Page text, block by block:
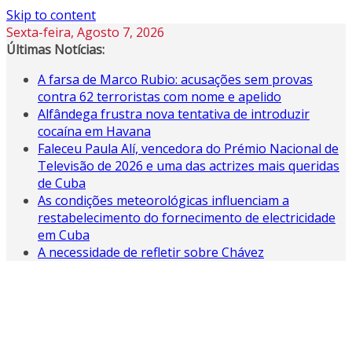
Skip to content
Sexta-feira, Agosto 7, 2026
Últimas Notícias:
A farsa de Marco Rubio: acusações sem provas
contra 62 terroristas com nome e apelido
Alfândega frustra nova tentativa de introduzir
cocaína em Havana
Faleceu Paula Alí, vencedora do Prémio Nacional de
Televisão de 2026 e uma das actrizes mais queridas
de Cuba
As condições meteorológicas influenciam a
restabelecimento do fornecimento de electricidade
em Cuba
A necessidade de refletir sobre Chávez